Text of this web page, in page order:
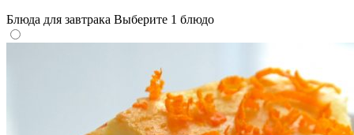
Блюда для завтрака Выберите 1 блюдо